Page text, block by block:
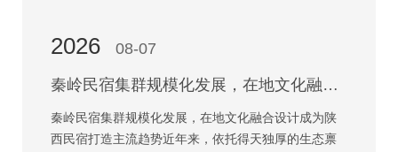
2026 08-07
秦岭民宿集群规模化发展，在地文化融合设计成为陕西民宿打造主流趋势
秦岭民宿集群规模化发展，在地文化融合设计成为陕
西民宿打造主流趋势近年来，依托得天独厚的生态禀